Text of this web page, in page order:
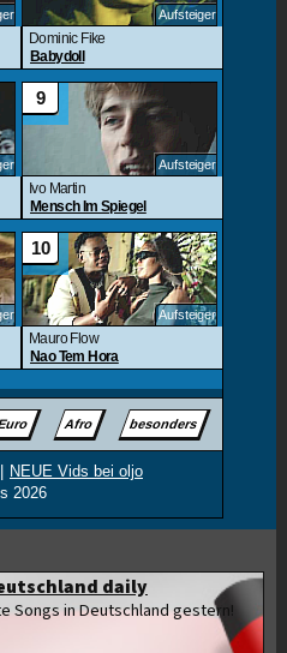
daily
in Deutschland gestern!